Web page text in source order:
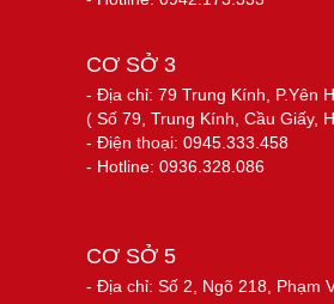
CƠ SỞ 3
- Địa chỉ: 79 Trung Kính, P.Yên
( Số 79, Trung Kính, Cầu Giấy,
- Điện thoại: 0945.333.458
- Hotline: 0936.328.086
CƠ SỞ 5
- Địa chỉ: Số 2, Ngõ 218, Phạm